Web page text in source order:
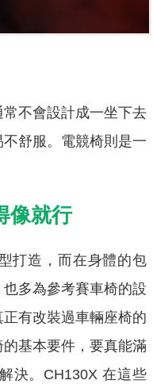
不會設計成一坐下去
舒服。電競椅則是一
像就行
打造，而在身體的包
多為參考賽車椅的設
有改裝過車輛座椅的
基本要件，要真能滿
決。CH130X 在這些